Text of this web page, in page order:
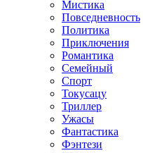
Мистика
Повседневность
Политика
Приключения
Романтика
Семейный
Спорт
Токусацу
Триллер
Ужасы
Фантастика
Фэнтези